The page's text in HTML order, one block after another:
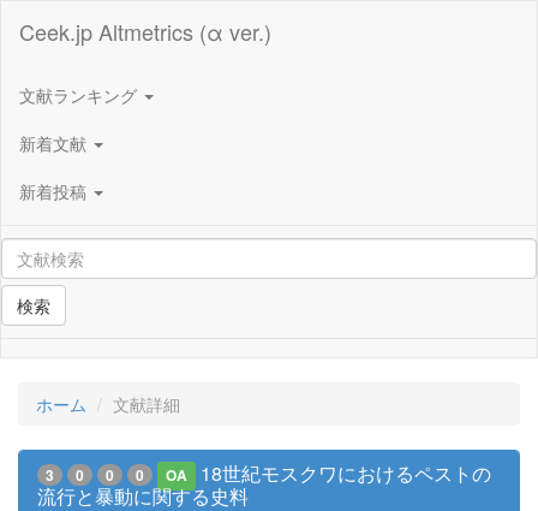
Ceek.jp Altmetrics (α ver.)
文献ランキング
新着文献
新着投稿
検索
ホーム 文献詳細
3 0 0 0 OA
18世紀モスクワにおけるペストの
流行と暴動に関する史料